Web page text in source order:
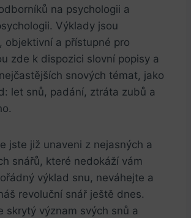
na⁤ psychologii a
Výklady jsou
⁤objektivní a přístupné pro
zde k​ dispozici slovní​ popisy a
‌snových‍ témat, jako⁢
let snů, padání, ztráta ‍zubů​ a
jste‌ již unaveni z nejasných a
snářů, které nedokáží vám⁣
výklad ⁤snu, neváhejte a
revoluční​ snář ještě dnes.
skrytý význam svých snů​ a